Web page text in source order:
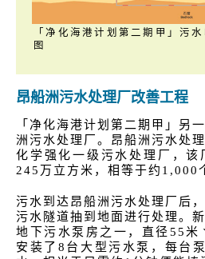
「净化海港计划第二期甲」污
图
昂船洲污水处理厂改善工程
「净化海港计划第二期甲」另
洲污水处理厂。昂船洲污水处
化学强化一级污水处理厂，该
245万立方米，相等于约1,000
污水到达昂船洲污水处理厂后
污水隧道抽到地面进行处理。
地下污水泵房之一，直径55米
安装了8台大型污水泵，每台